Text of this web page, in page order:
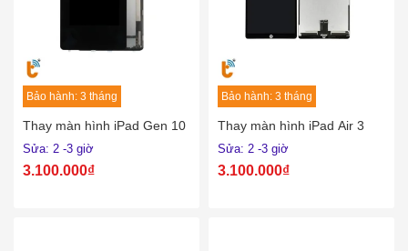
Bảo hành: 3 tháng
Thay màn hình iPad Gen 10
Sửa: 2 -3 giờ
3.100.000₫
Bảo hành: 3 tháng
Thay màn hình iPad Air 3
Sửa: 2 -3 giờ
3.100.000₫